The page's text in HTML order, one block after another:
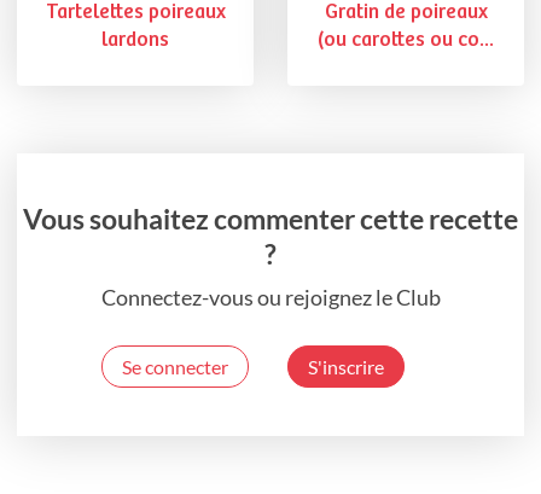
Tartelettes poireaux
lardons
Gratin de poireaux
(ou carottes ou co...
Vous souhaitez commenter cette recette
?
Connectez-vous ou rejoignez le Club
Se connecter S'inscrire